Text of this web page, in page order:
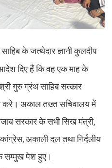
के जत्थेदार ज्ञानी कुलदीप
दिए हैं कि वह एक माह के
गुरु ग्रंथ साहिब सत्कार
अकाल तख्त सचिवालय में
सरकार के सभी सिख मंत्री,
अकाली दल तथा निर्दलीय
सम्मुख पेश हुए।